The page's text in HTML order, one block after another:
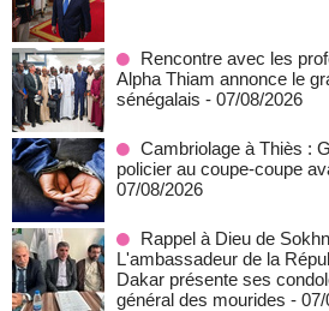
Rencontre avec les
Alpha Thiam annonce le
sénégalais - 07/08/2026
Cambriolage à Thiès :
policier au coupe-coupe
07/08/2026
Rappel à Dieu de
L'ambassadeur de la
Dakar présente ses
général des mourides - 07/